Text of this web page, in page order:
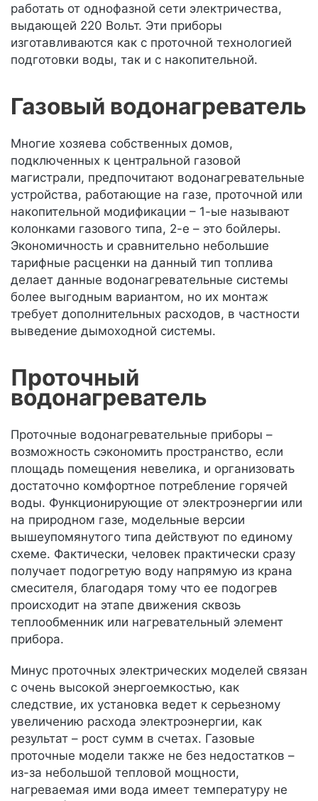
работать от однофазной сети электричества,
выдающей 220 Вольт. Эти приборы
изготавливаются как с проточной технологией
подготовки воды, так и с накопительной.
Газовый водонагреватель
Многие хозяева собственных домов,
подключенных к центральной газовой
магистрали, предпочитают водонагревательные
устройства, работающие на газе, проточной или
накопительной модификации – 1-ые называют
колонками газового типа, 2-е – это бойлеры.
Экономичность и сравнительно небольшие
тарифные расценки на данный тип топлива
делает данные водонагревательные системы
более выгодным вариантом, но их монтаж
требует дополнительных расходов, в частности
выведение дымоходной системы.
Проточный
водонагреватель
Проточные водонагревательные приборы –
возможность сэкономить пространство, если
площадь помещения невелика, и организовать
достаточно комфортное потребление горячей
воды. Функционирующие от электроэнергии или
на природном газе, модельные версии
вышеупомянутого типа действуют по единому
схеме. Фактически, человек практически сразу
получает подогретую воду напрямую из крана
смесителя, благодаря тому что ее подогрев
происходит на этапе движения сквозь
теплообменник или нагревательный элемент
прибора.
Минус проточных электрических моделей связан
с очень высокой энергоемкостью, как
следствие, их установка ведет к серьезному
увеличению расхода электроэнергии, как
результат – рост сумм в счетах. Газовые
проточные модели также не без недостатков –
из-за небольшой тепловой мощности,
нагреваемая ими вода имеет температуру не